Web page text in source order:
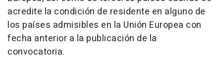
acredite la condición de residente en alguno de
los países admisibles en la Unión Europea con
fecha anterior a la publicación de la
convocatoria.